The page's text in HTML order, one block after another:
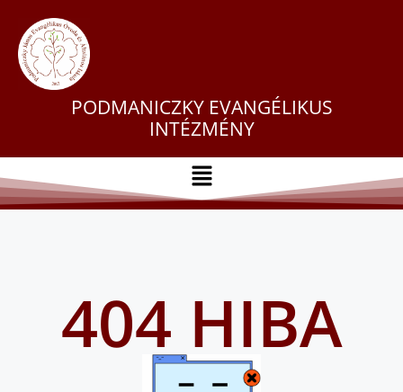
PODMANICZKY EVANGÉLIKUS
INTÉZMÉNY
404 HIBA